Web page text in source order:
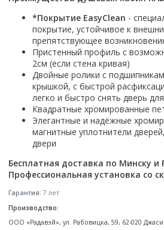
Способ открывания
С раздвижной дверью
С распашной дверью
Со складной дверью
С открывающейся дверью
Высота кабины
Высокие
Низкие
200 см
До 200 см
Смотреть все
Комплектующие
*Покрытие EasyClean -
покрытие, устойчивое к
препятствующее
Пристенный профиль с
2см (если стена кривая)
Двойные ролики с
крышкой, с быстрой
легко и быстро снять дверь
Квадратные хромированные
Элегантные и надёжные
магнитные уплотнители
двери
Бесплатная доставка по Минску и
Профессиональная установка со
Гарантия: 7 лет
Производство:
ООО «Радавэй», ул. Рабовицка, 59, 62-020